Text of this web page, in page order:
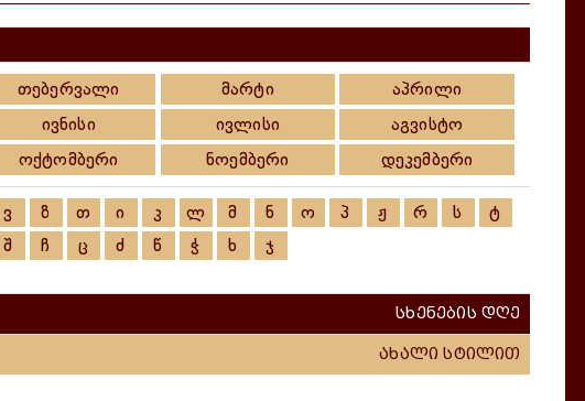
თებერვალი მარტი
აპრილი
ივნისი ივლისი
აგვისტო
ოქტომბერი ნოემბერი დეკემბერი
ვ ზ თ ი კ ლ მ ნ ო პ ჟ რ ს
ტ
შ ჩ ც ძ წ ჭ ხ ჯ
სხენების დღე
ახალი სტილით